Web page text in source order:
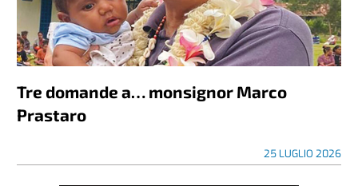
Tre domande a… monsignor Marco
Prastaro
25 LUGLIO 2026